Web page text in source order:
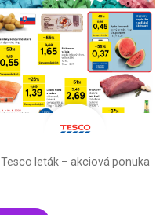
Tesco leták – akciová ponuka